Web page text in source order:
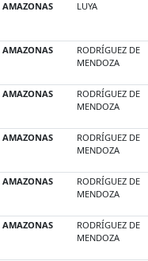
AMAZONAS LUYA
AMAZONAS
RODRÍGUEZ DE
MENDOZA
AMAZONAS
RODRÍGUEZ DE
MENDOZA
AMAZONAS
RODRÍGUEZ DE
MENDOZA
AMAZONAS
RODRÍGUEZ DE
MENDOZA
AMAZONAS
RODRÍGUEZ DE
MENDOZA